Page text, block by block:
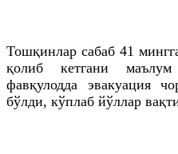
Тошқинлар сабаб 41
қолиб кетгани
фавқулодда эвакуация
бўлди, кўплаб йўллар